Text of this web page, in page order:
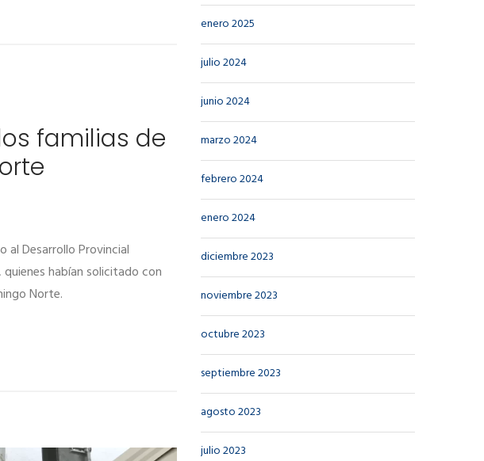
familias de
al Desarrollo Provincial
quienes habían solicitado con
Norte.
enero 2025
julio 2024
junio 2024
marzo 2024
febrero 2024
enero 2024
diciembre 2023
noviembre 2023
octubre 2023
septiembre 2023
agosto 2023
julio 2023